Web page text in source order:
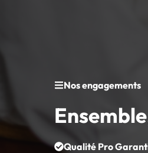
Nos engagements
Qualité Pro